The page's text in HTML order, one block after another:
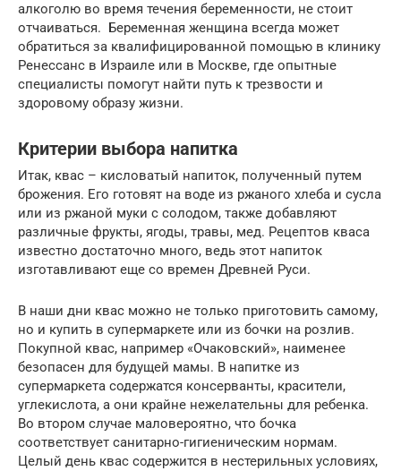
алкоголю во время течения беременности, не стоит
отчаиваться. Беременная женщина всегда может
обратиться за квалифицированной помощью в клинику
Ренессанс в Израиле или в Москве, где опытные
специалисты помогут найти путь к трезвости и
здоровому образу жизни.
Критерии выбора напитка
Итак, квас – кисловатый напиток, полученный путем
брожения. Его готовят на воде из ржаного хлеба и сусла
или из ржаной муки с солодом, также добавляют
различные фрукты, ягоды, травы, мед. Рецептов кваса
известно достаточно много, ведь этот напиток
изготавливают еще со времен Древней Руси.
В наши дни квас можно не только приготовить самому,
но и купить в супермаркете или из бочки на розлив.
Покупной квас, например «Очаковский», наименее
безопасен для будущей мамы. В напитке из
супермаркета содержатся консерванты, красители,
углекислота, а они крайне нежелательны для ребенка.
Во втором случае маловероятно, что бочка
соответствует санитарно-гигиеническим нормам.
Целый день квас содержится в нестерильных условиях,